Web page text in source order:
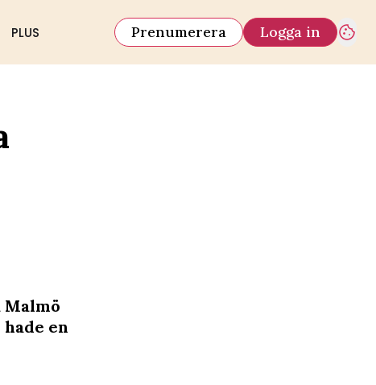
PLUS Prenumerera Logga in
en